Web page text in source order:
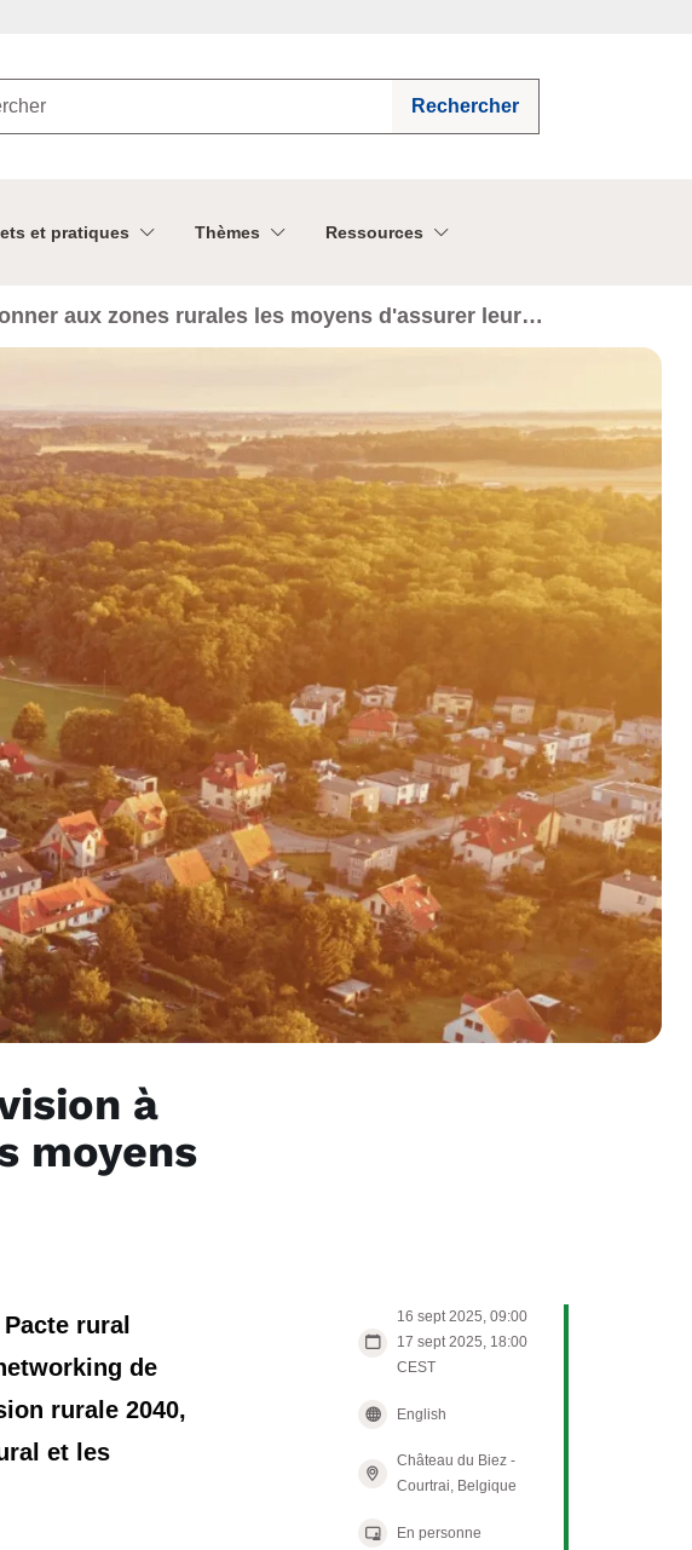
Rechercher
et pratiques Thèmes Ressources
aux zones rurales les moyens d'assurer leur
à
moyens
16 sept 2025, 09:00
17 sept 2025, 18:00
CEST
English
Château du Biez -
Courtrai, Belgique
En personne
rural
de
rurale 2040,
et les